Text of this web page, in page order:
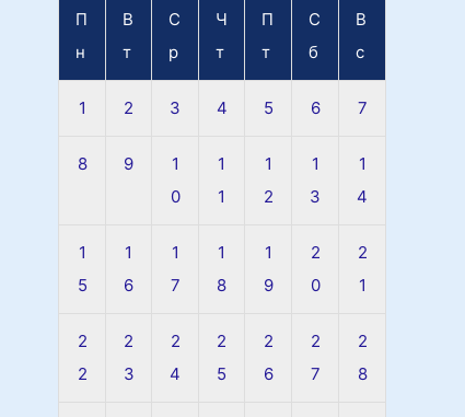
П
н
В
т
С
р
Ч
т
П
т
С
б
В
с
1 2 3 4 5 6 7
8 9
1
0
1
1
1
2
1
3
1
4
1
5
1
6
1
7
1
8
1
9
2
0
2
1
2
2
2
3
2
4
2
5
2
6
2
7
2
8